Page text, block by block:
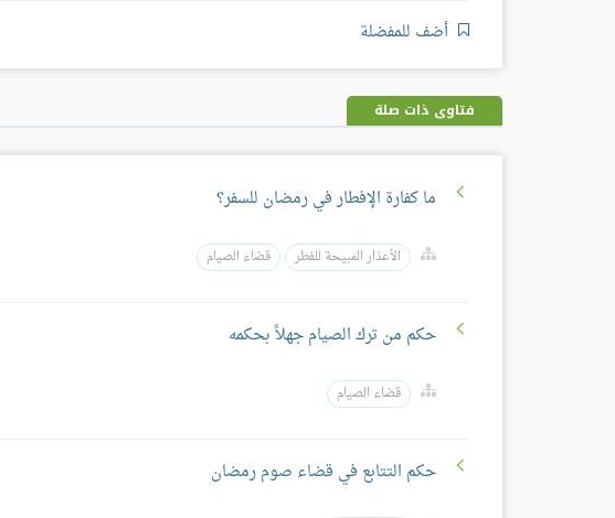
أضف للمفضلة
فتاوى ذات صلة
ما كفارة الإفطار في رمضان للسفر؟
الأعذار المبيحة للفطر قضاء الصيام
حكم من ترك الصيام جهلاً بحكمه
قضاء الصيام
حكم التتابع في قضاء صوم رمضان